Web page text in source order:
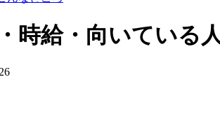
時給・向いている